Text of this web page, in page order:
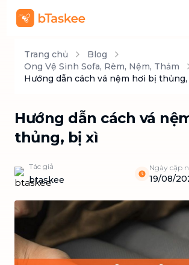
Trang chủ
Blog
Ong Vệ Sinh Sofa, Rèm, Nệm, Thảm
Hướng dẫn cách vá nệm hơi bị
Hướng dẫn cách vá
thủng, bị xì
Tác giả
btaskee
Ngày cập
19/08/